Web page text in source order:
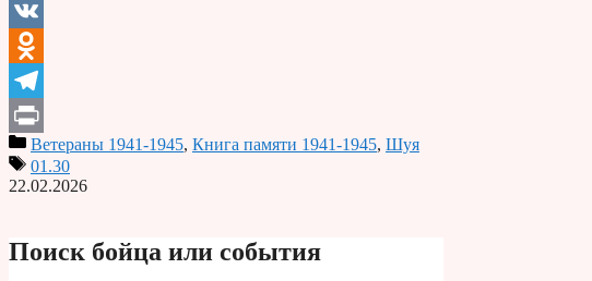
Email
VK
Odnoklassniki
Telegram
PrintВетераны 1941-1945, Книга памяти 1941-1945, Шуя
01.30
22.02.2026
Поиск бойца или события